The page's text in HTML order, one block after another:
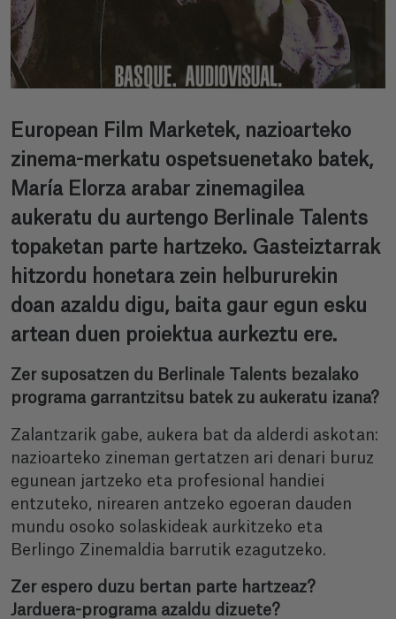
European Film Marketek, nazioarteko
zinema-merkatu ospetsuenetako batek,
María Elorza arabar zinemagilea
aukeratu du aurtengo Berlinale Talents
topaketan parte hartzeko. Gasteiztarrak
hitzordu honetara zein helbururekin
doan azaldu digu, baita gaur egun esku
artean duen proiektua aurkeztu ere.
Zer suposatzen du Berlinale Talents bezalako
programa garrantzitsu batek zu aukeratu izana?
Zalantzarik gabe, aukera bat da alderdi askotan:
nazioarteko zineman gertatzen ari denari buruz
egunean jartzeko eta profesional handiei
entzuteko, nirearen antzeko egoeran dauden
mundu osoko solaskideak aurkitzeko eta
Berlingo Zinemaldia barrutik ezagutzeko.
Zer espero duzu bertan parte hartzeaz?
Jarduera-programa azaldu dizuete?